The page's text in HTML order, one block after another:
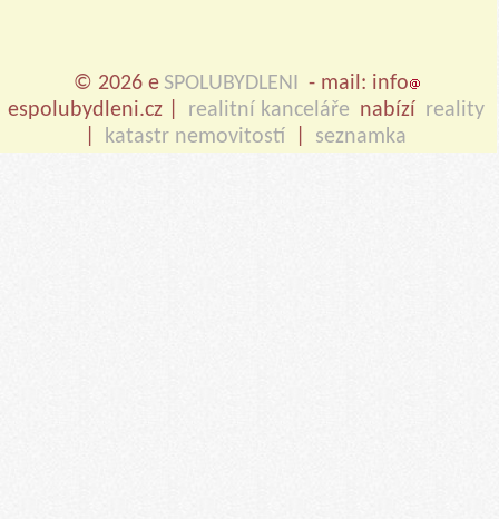
© 2026 e SPOLUBYDLENI - mail: info
espolubydleni.cz |
realitní kanceláře nabízí reality
katastr nemovitostí seznamka